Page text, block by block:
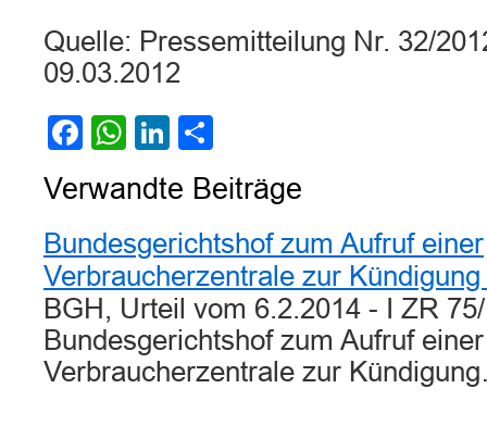
Quelle: Pressemitteilung Nr. 32/
09.03.2012
Facebook
WhatsApp
LinkedIn
Verwandte Beiträge
Bundesgerichtshof zum Aufruf einer
Verbraucherzentrale zur
BGH, Urteil vom 6.2.2014 - I ZR
Bundesgerichtshof zum Aufruf einer
Verbraucherzentrale zur